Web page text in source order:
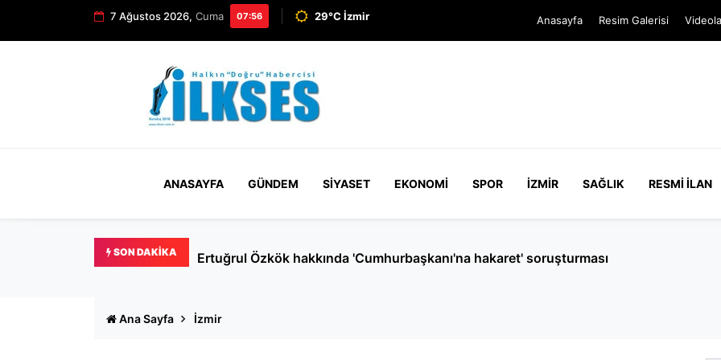
7 Ağustos 2026, Cuma 07:56 29°C İzmir Anasayfa Resim Galerisi
ANASAYFA GÜNDEM SIYASET EKONOMI SPOR İZMIR SAĞLIK RESMI İLAN
SON DAKIKA Ertuğrul Özkök hakkında 'Cumhurbaşkanı'na hakaret' soruşturması
Ana Sayfa İzmir